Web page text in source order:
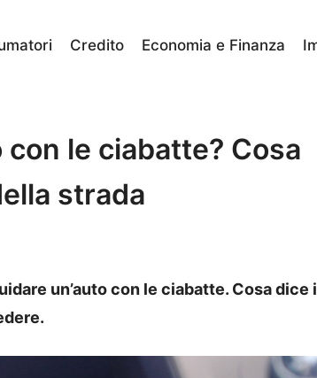
Credito Economia e Finanza
con le ciabatte? Cosa
strada
un’auto con le ciabatte. Cosa dice